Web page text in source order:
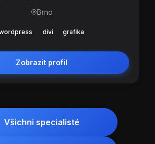
Brno
divi grafika
Zobrazit profil
Všichni specialisté